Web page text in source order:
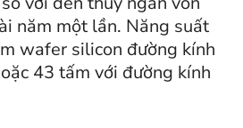
năm một lần. Năng suất
wafer silicon đường kính
43 tấm với đường kính